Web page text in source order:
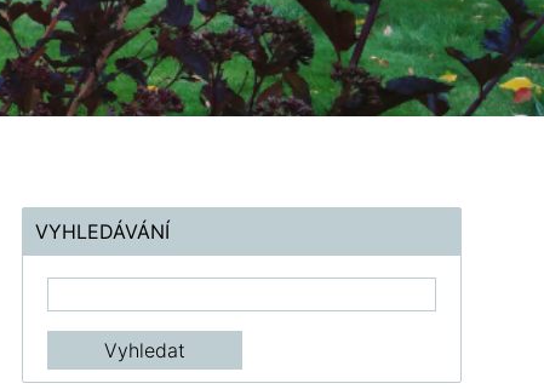
VYHLEDÁVÁNÍ